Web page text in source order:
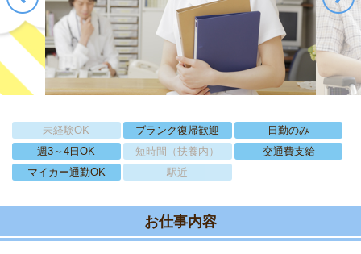
未経験OK ブランク復帰歓迎
日勤のみ
週3～4日OK
短時間（扶養内）
交通費支給
マイカー通勤OK
駅近
お仕事内容